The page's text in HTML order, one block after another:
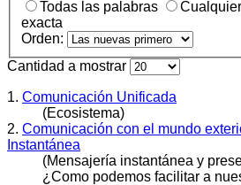
Todas las palabras
exacta
Orden:
Cantidad a mostrar
1. Comunicación Unificada
(Ecosistema)
2. Comunicación con el mundo
Instantánea
(Mensajería instantánea y
¿Como podemos facilitar a